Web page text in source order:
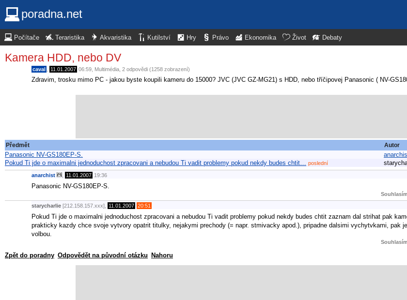
poradna.net
Počítače Teraristika Akvaristika Kutilství Hry Právo Ekonomika Život Debaty
Kamera HDD, nebo DV
caval 11.01.2007 06:59 Multimédia , 2 odpovědi (1258 zobrazení)
Zdravim, trosku mimo PC - jakou byste koupili kameru do 15000? JVC (JVC GZ-MG21) s HDD, nebo tříčipovej Panasonic ( NV-
Předmět Autor
Panasonic NV-GS180EP-S.
Pokud Ti jde o maximalni jednoduchost zpracovani a nebudou Ti vadit problemy pokud nekdy budes chtit… poslední
anarchist 11.01.2007 19:36
Panasonic NV-GS180EP-S.
starycharlie [212.158.157.xxx], 11.01.2007 20:51
Pokud Ti jde o maximalni jednoduchost zpracovani a nebudou Ti vadit problemy pokud nekdy budes chtit zaznam dal strihat pak
prakticky kazdy chce svoje vytvory opatrit titulky, nejakymi prechody (= napr. stmivacky apod.), pripadne dalsimi vychytvkami, pak
volbou.
Zpět do poradny Odpovědět na původní otázku Nahoru